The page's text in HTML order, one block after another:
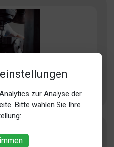
zur Analyse der
Bitte wählen Sie Ihre
Günstig
am Main